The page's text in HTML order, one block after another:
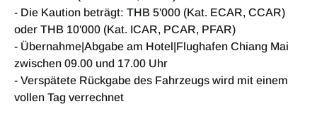
- Die Kaution beträgt: THB 5'000 (Kat. ECAR, CCAR)
oder THB 10'000 (Kat. ICAR, PCAR, PFAR)
- Übernahme|Abgabe am Hotel|Flughafen Chiang Mai
zwischen 09.00 und 17.00 Uhr
- Verspätete Rückgabe des Fahrzeugs wird mit einem
vollen Tag verrechnet